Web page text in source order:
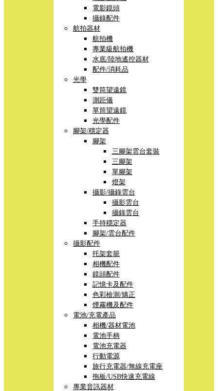
電影鏡頭
攝錄配件
航拍器材
航拍機
專業級航拍機
水底/陸地遙控器材
配件/消耗品
光學
雙筒望遠鏡
測距儀
單筒望遠鏡
光學配件
腳架/穩定器
腳架
三腳架雲台套裝
三腳架
單腳架
燈架
攝影/攝錄雲台
攝影雲台
攝錄雲台
手持穩定器
腳架/雲台配件
攝影配件
托架套籠
相機配件
鏡頭配件
記憶卡及配件
色彩檢測/矯正
煙霧機及配件
電池/充電產品
相機/器材電池
電池手柄
電池充電器
行動電源
旅行充電器/無線充電座
拖板/USB快速充電線
專業音訊器材